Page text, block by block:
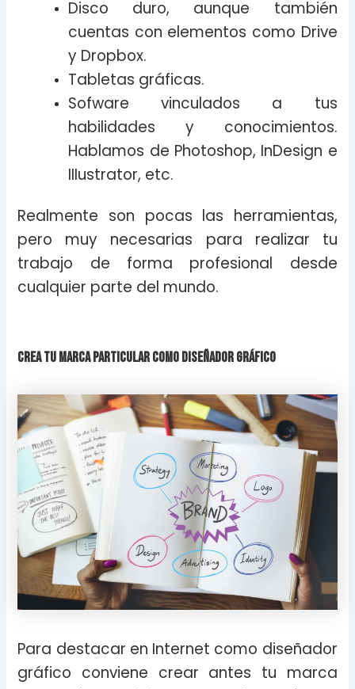
Disco duro, aunque también
cuentas con elementos como Drive
y Dropbox.
Tabletas gráficas.
Sofware vinculados a tus
habilidades y conocimientos.
Hablamos de Photoshop, InDesign e
IIIustrator, etc.
Realmente son pocas las herramientas,
pero muy necesarias para realizar tu
trabajo de forma profesional desde
cualquier parte del mundo.
Crea tu marca particular como diseñador gráfico
Para destacar en Internet como diseñador
gráfico conviene crear antes tu marca